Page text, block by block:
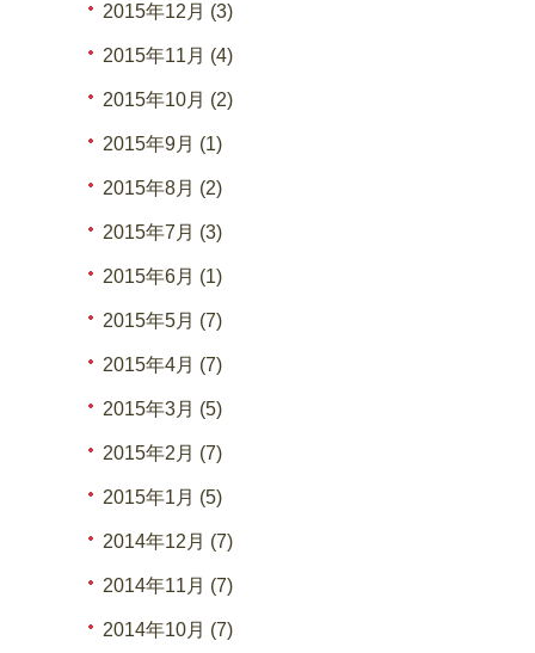
2015年12月 (3)
2015年11月 (4)
2015年10月 (2)
2015年9月 (1)
2015年8月 (2)
2015年7月 (3)
2015年6月 (1)
2015年5月 (7)
2015年4月 (7)
2015年3月 (5)
2015年2月 (7)
2015年1月 (5)
2014年12月 (7)
2014年11月 (7)
2014年10月 (7)